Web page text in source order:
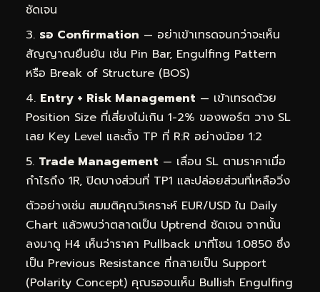
ชัดเจน
รอ Confirmation — อย่าเข้าเทรดจนกว่าจะเห็น
สัญญาณยืนยัน เช่น Pin Bar, Engulfing Pattern
หรือ Break of Structure (BOS)
Entry + Risk Management — เข้าเทรดด้วย
Position Size ที่เสี่ยงไม่เกิน 1-2% ของพอร์ต วาง SL
เลย Key Level และตั้ง TP ที่ R:R อย่างน้อย 1:2
Trade Management — เลื่อน SL ตามราคาเมื่อ
กำไรถึง 1R, ปิดบางส่วนที่ TP1 และปล่อยส่วนที่เหลือวิ่ง
ตัวอย่างเช่น สมมติคุณวิเคราะห์ EUR/USD ใน Daily
Chart แล้วพบว่าตลาดเป็น Uptrend ชัดเจน จากนั้น
ลงมาดู H4 เห็นว่าราคา Pullback มาที่โซน 1.0850 ซึ่ง
เป็น Previous Resistance ที่กลายเป็น Support
(Polarity Concept) คุณรอจนเห็น Bullish Engulfing